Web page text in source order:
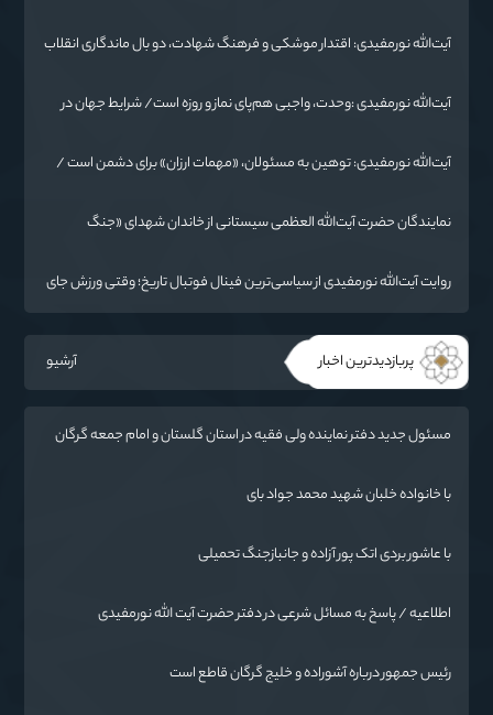
آیت‌الله نورمفیدی: اقتدار موشکی و فرهنگ شهادت، دو بال ماندگاری انقلاب
آیت‌الله نورمفیدی :وحدت، واجبی هم‌پای نماز و روزه است/ شرایط جهان در
آیت‌الله نورمفیدی: توهین به مسئولان، «مهمات ارزان» برای دشمن است /
نمایندگان حضرت آیت‌الله العظمی سیستانی از خاندان شهدای «جنگ
روایت آیت‌الله نورمفیدی از سیاسی‌ترین فینال فوتبال تاریخ؛ وقتی ورزش جای
پربازدیدترین اخبار آرشیو
مسئول جدید دفتر نماینده ولی فقیه در استان گلستان و امام جمعه گرگان
با خانواده خلبان شهید محمد جواد بای
با عاشور بردی اتک پور آزاده و جانبازجنگ تحمیلی
اطلاعیه / پاسخ به مسائل شرعی در دفتر حضرت آیت الله نورمفیدی
رئیس جمهور درباره آشوراده و خلیج گرگان قاطع است